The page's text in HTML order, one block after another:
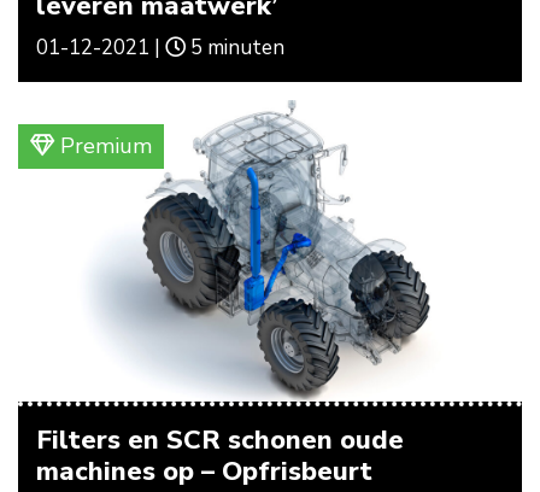
01-12-2021 | 5 minuten
Premium
Filters en SCR schonen oude
machines op – Opfrisbeurt